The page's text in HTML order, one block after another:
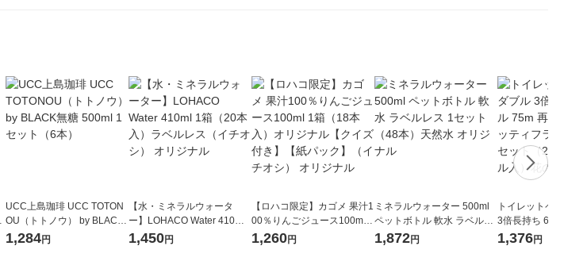
UCC上島珈琲 UCC TOTON
OU（トトノウ） by BLACK
無糖 500ml 1セット（6本）
1,284円
【水・ミネラルウォータ
ー】LOHACO Water 410ml
1箱（20本入）ラベルレス
1,450円
【ロハコ限定】カゴメ 果汁1
00％りんごジュース100ml 1
箱（18本入）オリジナル
1,260円
ミネラルウォーター 500ml
ペットボトル 軟水 ラベルレ
ス 1セット（48本）天然水
1,872円
トイレットペ
3倍長持ち 6ロール
紙配合 スコッ
1,376円